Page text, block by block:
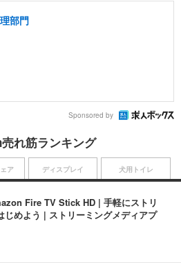
部門
Sponsored by
れ筋ランキング
Fire TV Stick HD | 手軽にストリ
じめよう | ストリーミングメディアプ
ア ディスプレイ 犬用トイレ